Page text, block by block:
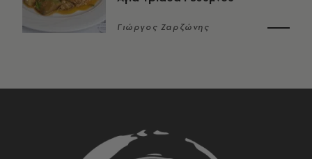
Γιώργος Ζαρζώνης